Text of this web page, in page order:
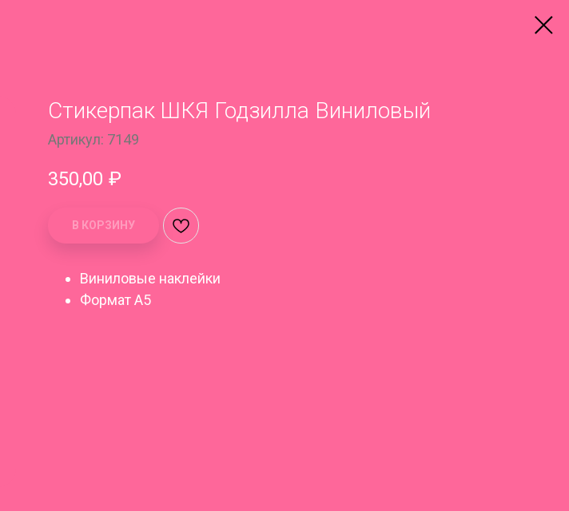
Стикерпак ШКЯ Годзилла Виниловый
Артикул: 7149
350,00 ₽
В КОРЗИНУ
Виниловые наклейки
Формат А5